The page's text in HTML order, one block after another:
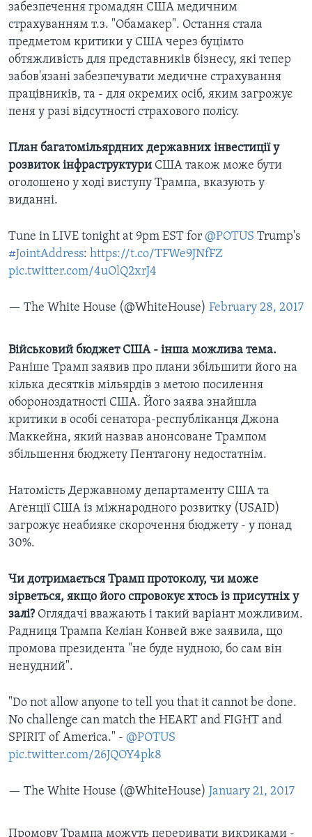
забезпечення громадян США медичним
страхуванням т.з. "Обамакер". Остання стала
предметом критики у США через буцімто
обтяжливість для представників бізнесу, які тепер
забов'язані забезпечувати медичне страхування
працівників, та - для окремих осіб, яким загрожує
пеня у разі відсутності страхового полісу.
План багатомільярдних державних інвестиції у
розвиток інфраструктури США також може бути
оголошено у ході виступу Трампа, вказують у
виданні.
Tune in LIVE tonight at 9pm EST for @POTUS Trump's
#JointAddress: https://t.co/TFWe9JNfFZ
pic.twitter.com/4uOlQ2xrJ4
— The White House (@WhiteHouse) February 28, 2017
Військовий бюджет США - інша можлива тема.
Раніше Трамп заявив про плани збільшити його на
кілька десятків мільярдів з метою посилення
обороноздатності США. Його заява знайшла
критики в особі сенатора-республіканця Джона
Маккейна, який назвав анонсоване Трампом
збільшення бюджету Пентагону недостатнім.
Натомість Державному департаменту США та
Агенції США із міжнародного розвитку (USAID)
загрожує неабияке скорочення бюджету - у понад
30%.
Чи дотримається Трамп протоколу, чи може
зірветься, якщо його спровокує хтось із присутніх у
залі?Оглядачі вважають і такий варіант можливим.
Радниця Трампа Келіан Конвей вже заявила, що
промова президента "не буде нудною, бо сам він
ненудний".
"Do not allow anyone to tell you that it cannot be done.
No challenge can match the HEART and FIGHT and
SPIRIT of America." - @POTUS
pic.twitter.com/26JQOY4pk8
— The White House (@WhiteHouse) January 21, 2017
Промову Трампа можуть переривати викриками -